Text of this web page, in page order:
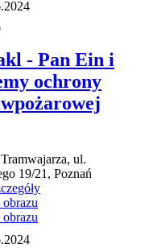
- Pan Ein i
ochrony
ul.
19/21, Poznań